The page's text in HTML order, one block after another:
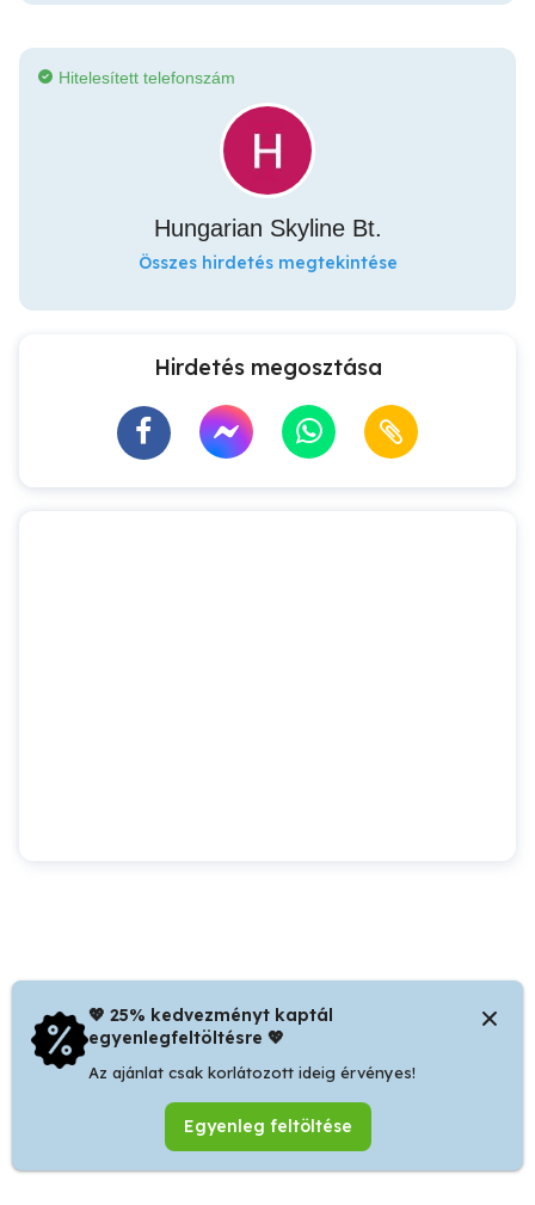
Hitelesített telefonszám
Hungarian Skyline Bt.
Összes hirdetés megtekintése
Hirdetés megosztása
💖 25% kedvezményt kaptál
egyenlegfeltöltésre 💖
Az ajánlat csak korlátozott ideig érvényes!
Egyenleg feltöltése